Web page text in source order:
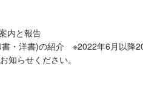
内と報告
・洋書)の紹介 ※2022年6月以降
知らせください。